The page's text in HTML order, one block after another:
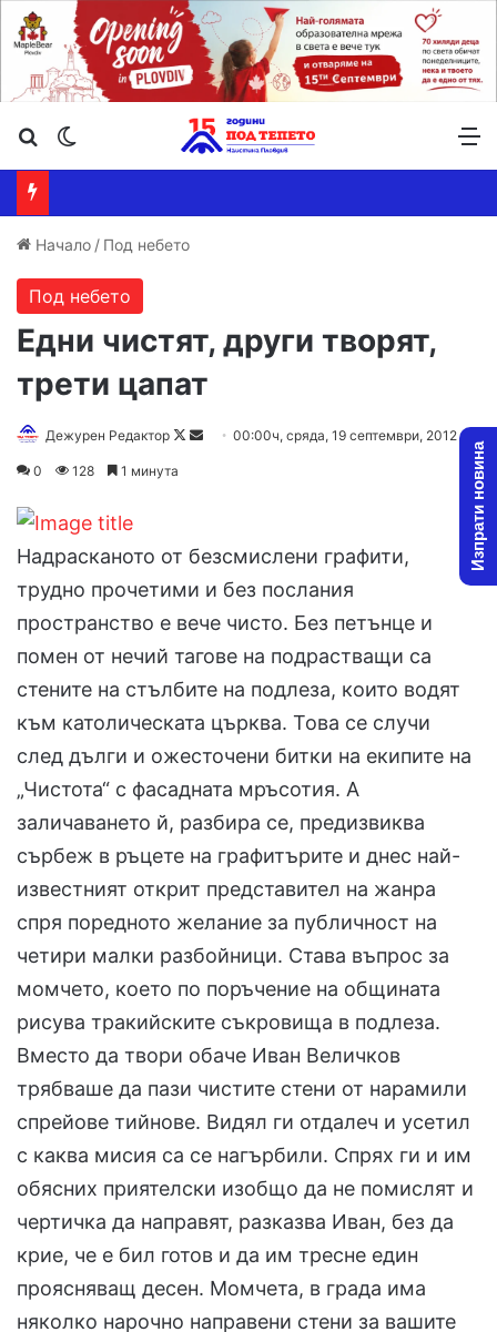
Търсене ...
Начало / Под небето
Под небето
Едни чистят, други творят,
трети цапат
Дежурен Редактор
F
w
o
n
X
n
e
m
a
00:00ч, сряда, 19 септември, 2012
0 128 1 минута
Надрасканото от безсмислени графити,
трудно прочетими и без послания
пространство е вече чисто. Без петънце и
помен от нечий тагове на подрастващи са
стените на стълбите на подлеза, които водят
към католическата църква. Това се случи
след дълги и ожесточени битки на екипите на
„Чистота“ с фасадната мръсотия. А
заличаването й, разбира се, предизвиква
сърбеж в ръцете на графитърите и днес най-
известният открит представител на жанра
спря поредното желание за публичност на
четири малки разбойници. Става въпрос за
момчето, което по поръчение на общината
рисува тракийските съкровища в подлеза.
Вместо да твори обаче Иван Величков
трябваше да пази чистите стени от нарамили
спрейове тийнове. Видял ги отдалеч и усетил
с каква мисия са се нагърбили. Спрях ги и им
обясних приятелски изобщо да не помислят и
чертичка да направят, разказва Иван, без да
крие, че е бил готов и да им тресне един
проясняващ десен. Момчета, в града има
няколко нарочно направени стени за вашите
Изпрати новина